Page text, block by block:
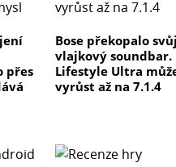
přes
Bose překopalo svůj
vlajkový soundbar.
Lifestyle Ultra
vyrůst až na 7.1.4